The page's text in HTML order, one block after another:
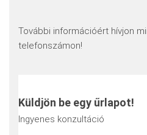
További információért hívjon
telefonszámon!
Küldjön be egy űrlapot!
Ingyenes konzultáció